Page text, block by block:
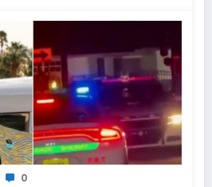
0